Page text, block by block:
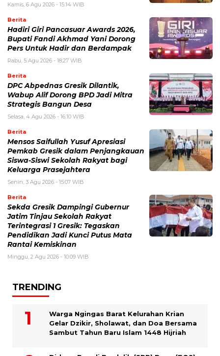
Kamis, 6 Agu 2026 - 15:14 WIB
Berita
Hadiri Giri Pancasuar Awards 2026,
Bupati Fandi Akhmad Yani Dorong
Pers Untuk Hadir dan Berdampak
Rabu, 5 Agu 2026 - 18:27 WIB
Berita
DPC Abpednas Gresik Dilantik,
Wabup Alif Dorong BPD Jadi Mitra
Strategis Bangun Desa
Selasa, 4 Agu 2026 - 16:10 WIB
Berita
Mensos Saifullah Yusuf Apresiasi
Pemkab Gresik dalam Penjangkauan
Siswa-Siswi Sekolah Rakyat bagi
Keluarga Prasejahtera
Senin, 3 Agu 2026 - 15:07 WIB
Berita
Sekda Gresik Dampingi Gubernur
Jatim Tinjau Sekolah Rakyat
Terintegrasi 1 Gresik: Tegaskan
Pendidikan Jadi Kunci Putus Mata
Rantai Kemiskinan
Minggu, 2 Agu 2026 - 10:09 WIB
TRENDING
Warga Ngingas Barat Kelurahan Krian
Gelar Dzikir, Sholawat, dan Doa Bersama
Sambut Tahun Baru Islam 1448 Hijriah